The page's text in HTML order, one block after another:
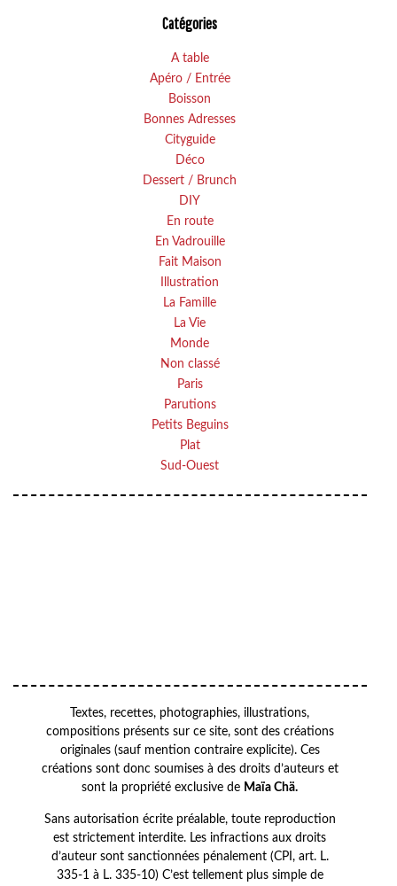
Catégories
A table
Apéro / Entrée
Boisson
Bonnes Adresses
Cityguide
Déco
Dessert / Brunch
DIY
En route
En Vadrouille
Fait Maison
Illustration
La Famille
La Vie
Monde
Non classé
Paris
Parutions
Petits Beguins
Plat
Sud-Ouest
Textes, recettes, photographies, illustrations,
compositions présents sur ce site, sont des créations
originales (sauf mention contraire explicite). Ces
créations sont donc soumises à des droits d’auteurs et
sont la propriété exclusive de Maïa Chä.
Sans autorisation écrite préalable, toute reproduction
est strictement interdite. Les infractions aux droits
d’auteur sont sanctionnées pénalement (CPI, art. L.
335-1 à L. 335-10) C’est tellement plus simple de